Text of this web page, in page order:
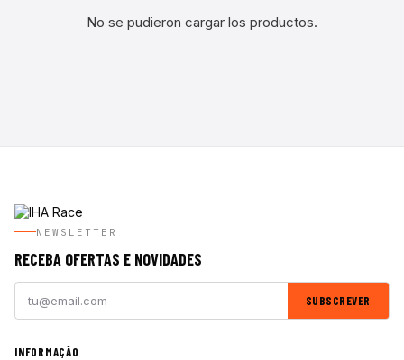
No se pudieron cargar los productos.
NEWSLETTER
RECEBA OFERTAS E NOVIDADES
SUBSCREVER
INFORMAÇÃO